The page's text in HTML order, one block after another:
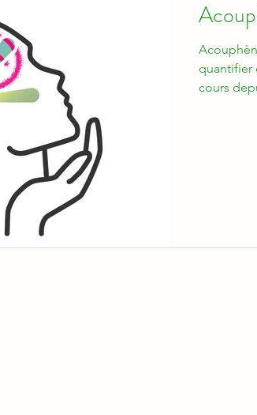
quantifier
cours